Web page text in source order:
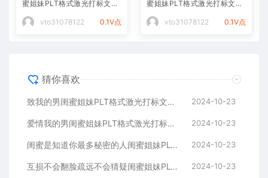
蜜姐妹PLT格式激光打标文件
通用矢量图
vto31078122
0.1V点
蜜姐妹PLT格式激光打标文件
通用矢量图
vto31078122
0.1V点
猜你喜欢
致我的男闺蜜姐妹PLT格式激光打标文件通用矢量图 2024-10-23
爱情我的男闺蜜姐妹PLT格式激光打标文件通用矢量图 2024-10-23
闺蜜是知道你最多秘密的人闺蜜姐妹PLT格式激光打标文件通用矢量图 2024-10-23
互损不会翻脸疏远不会猜疑闺蜜姐妹PLT格式激光打标文件通用矢量图 2024-10-23